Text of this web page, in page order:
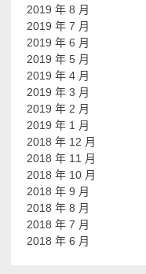
2019 年 8 月
2019 年 7 月
2019 年 6 月
2019 年 5 月
2019 年 4 月
2019 年 3 月
2019 年 2 月
2019 年 1 月
2018 年 12 月
2018 年 11 月
2018 年 10 月
2018 年 9 月
2018 年 8 月
2018 年 7 月
2018 年 6 月